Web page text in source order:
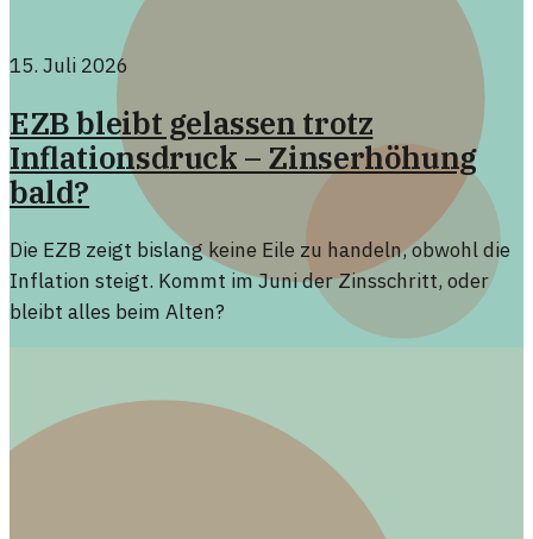
15. Juli 2026
EZB bleibt gelassen trotz
Inflationsdruck – Zinserhöhung
bald?
Die EZB zeigt bislang keine Eile zu handeln, obwohl die
Inflation steigt. Kommt im Juni der Zinsschritt, oder
bleibt alles beim Alten?